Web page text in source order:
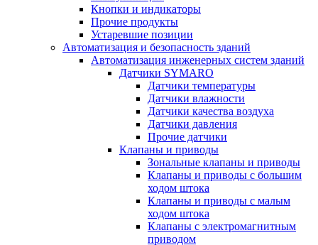
Кнопки и индикаторы
Прочие продукты
Устаревшие позиции
Автоматизация и безопасность зданий
Автоматизация инженерных систем зданий
Датчики SYMARO
Датчики температуры
Датчики влажности
Датчики качества воздуха
Датчики давления
Прочие датчики
Клапаны и приводы
Зональные клапаны и приводы
Клапаны и приводы с большим
ходом штока
Клапаны и приводы с малым
ходом штока
Клапаны с электромагнитным
приводом